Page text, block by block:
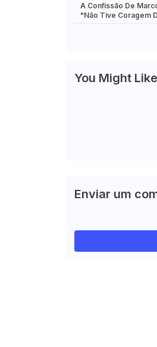
A Confissão De
"Não Tive Coragem
You Might Like
Enviar um